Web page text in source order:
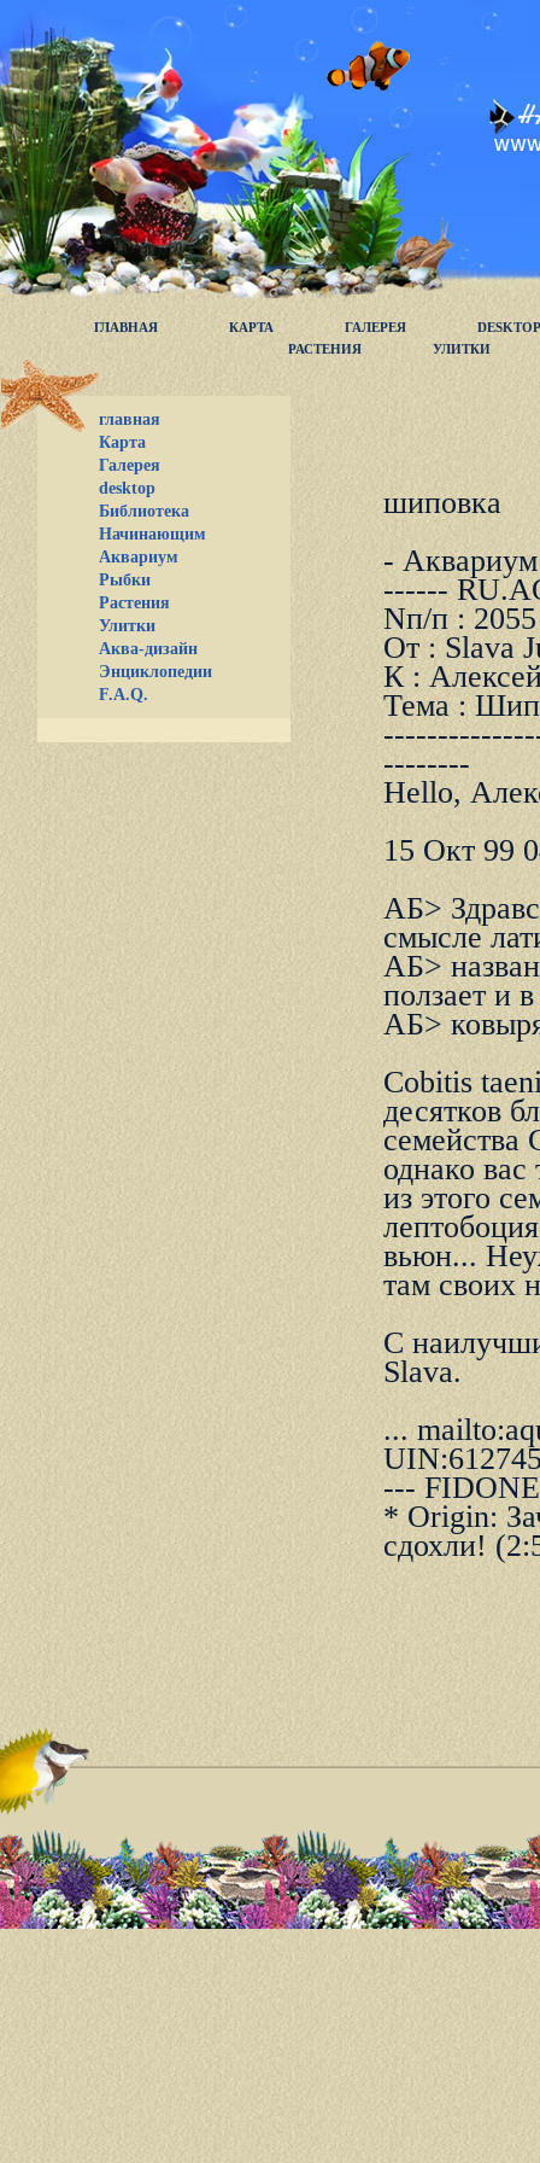
ГЛАВНАЯ КАРТА ГАЛЕРЕЯ
DESKTOP
РАСТЕНИЯ
УЛИТКИ
главная
Карта
Галерея
desktop
Библиотека
Начинающим
Аквариум
Рыбки
Растения
Улитки
Аква-дизайн
Энциклопедии
F.A.Q.
шиповка
-
------
Nп/п :
От : Slava
К :
Тема :
--------
Hello,
15 Окт 99
АБ>
смысле
АБ>
ползает и
АБ>
Cobitis
десятков
семейства
однако
из этого
вьюн...
там своих
С
Slava.
...
---
* Origin:
сдохли!